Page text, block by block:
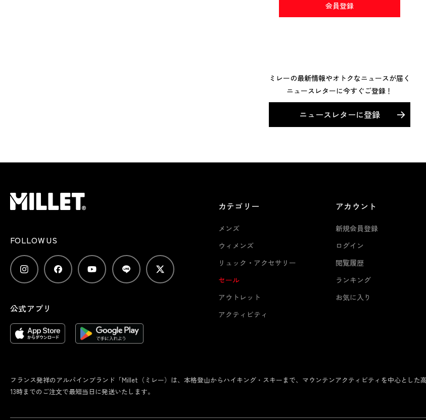
会員登録
ミレーの最新情報やオトクなニュースが届く
ニュースレターに今すぐご登録！
ニュースレターに登録
FOLLOW US
公式アプリ
カテゴリー
メンズ
ウィメンズ
リュック・アクセサリー
セール
アウトレット
アクティビティ
アカウント
新規会員登録
ログイン
閲覧履歴
ランキング
お気に入り
フランス発祥のアルパインブランド「Millet（ミレー）は、本格登山からハイキング・スキーまで、マウンテンアクティビティを中心とした
13時までのご注文で最短当日に発送いたします。